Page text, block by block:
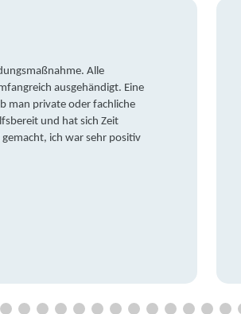
Alle
ausgehändigt. Eine
man private oder fachliche
und hat sich Zeit
ich war sehr positiv